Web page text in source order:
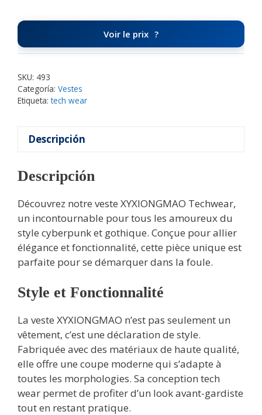
Voir le prix
SKU: 493
Categoría: Vestes
Etiqueta:tech wear
Descripción
Descripción
Découvrez notre veste XYXIONGMAO Techwear,
un incontournable pour tous les amoureux du
style cyberpunk et gothique. Conçue pour allier
élégance et fonctionnalité, cette pièce unique est
parfaite pour se démarquer dans la foule.
Style et Fonctionnalité
La veste XYXIONGMAO n’est pas seulement un
vêtement, c’est une déclaration de style.
Fabriquée avec des matériaux de haute qualité,
elle offre une coupe moderne qui s’adapte à
toutes les morphologies. Sa conception tech
wear permet de profiter d’un look avant-gardiste
tout en restant pratique.